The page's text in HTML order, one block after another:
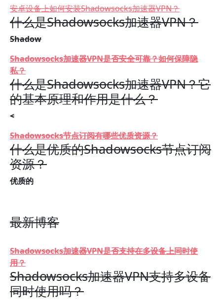
安卓设备上如何安装Shadowsocks加速器VPN？
什么是Shadowsocks加速器VPN？
Shadow
Shadowsocks加速器VPN是否安全可靠？如何保障隐
私？
什么是Shadowsocks加速器VPN？它
的基本原理和作用是什么？
<
Shadowsocks节点订阅有哪些优质资源？
什么是优质的Shadowsocks节点订阅
资源？
优质的
最新博客
Shadowsocks加速器VPN是否支持在多设备上同时使
用？
Shadowsocks加速器VPN支持多设备
同时使用吗？